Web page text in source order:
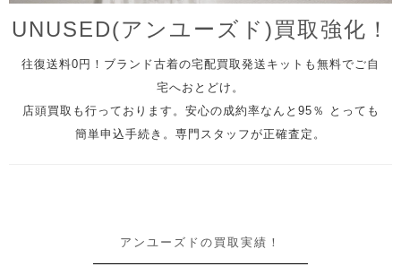
UNUSED(アンユーズド)買取強化！
往復送料0円！ブランド古着の宅配買取発送キットも無料でご自
宅へおとどけ。
店頭買取も行っております。安心の成約率なんと95％ とっても
簡単申込手続き。専門スタッフが正確査定。
アンユーズドの買取実績！